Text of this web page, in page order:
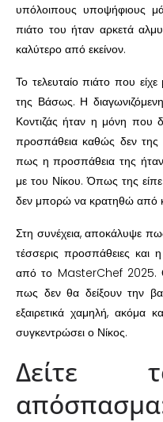
υπόλοιπους υποψήφιους
πιάτο του ήταν αρκετά
καλύτερο από εκείνον.
Το τελευταίο πιάτο που
της Βάσως. Η
Κοντιζάς ήταν η μόνη που
προσπάθεια καθώς δεν της
πως η προσπάθεια της
με του Νίκου. Όπως της είπε
δεν μπορώ να κρατηθώ από
Στη συνέχεια, αποκάλυψε
τέσσερις προσπάθειες
από το MasterChef 2025. Ο
πως δεν θα δείξουν την
εξαιρετικά χαμηλή, ακόμα
συγκεντρώσει ο Νίκος.
Δείτε